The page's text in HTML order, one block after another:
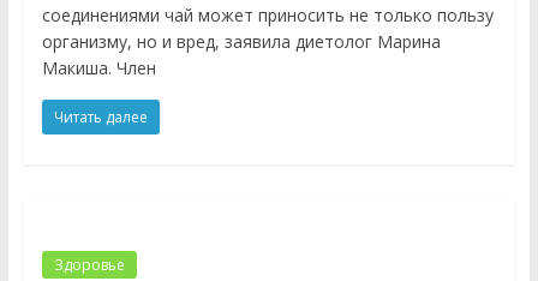
соединениями чай может приносить не только пользу
организму, но и вред, заявила диетолог Марина
Макиша. Член
Читать далее
Здоровье